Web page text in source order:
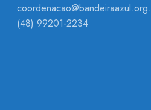
(48) 99201-2234